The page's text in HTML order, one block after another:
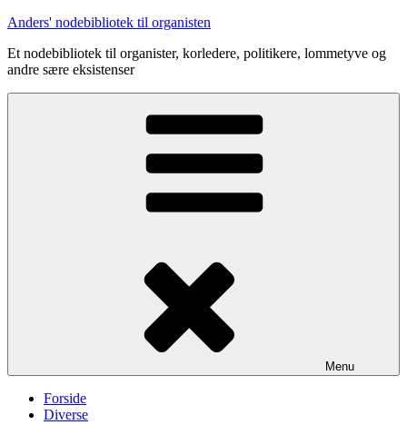
Videre
indhold
Anders' nodebibliotek til organisten
Et nodebibliotek til organister, korledere, politikere, lommetyve og
andre sære eksistenser
Menu
Forside
Diverse